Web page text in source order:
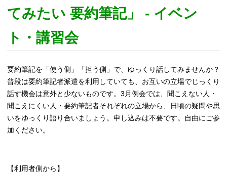
てみたい 要約筆記」 - イベン
ト・講習会
要約筆記を「使う側」「担う側」で、ゆっくり話してみませんか？
普段は要約筆記者派遣を利用していても、お互いの立場でじっくり
話す機会は意外と少ないものです。3月例会では、聞こえない人・
聞こえにくい人・要約筆記者それぞれの立場から、日頃の疑問や思
いをゆっくり語り合いましょう。申し込みは不要です。自由にご参
加ください。
【利用者側から】